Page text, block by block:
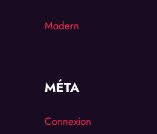
Modern
MÉTA
Connexion